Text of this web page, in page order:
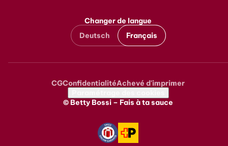
Changer de langue
Deutsch
Français
Metanavigation
CGConfidentialitéAchevé d'imprimer
© Betty Bossi – Fais à ta sauce